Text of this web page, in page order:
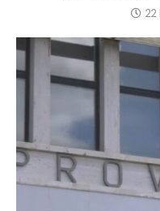
22